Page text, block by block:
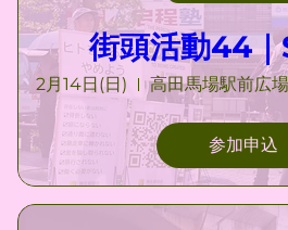
街頭活動44
2月14日(日)
参加申込